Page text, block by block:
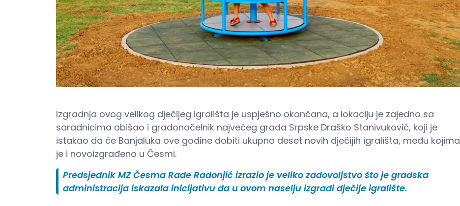
Izgradnja ovog velikog dječijeg igrališta je uspješno okončana, a lokaciju je zajedno sa
saradnicima obišao i gradonačelnik najvećeg grada Srpske Draško Stanivuković, koji je
istakao da će Banjaluka ove godine dobiti ukupno deset novih dječijih igrališta, među kojima
je i novoizgrađeno u Česmi.
Predsjednik MZ Česma Rade Radonjić izrazio je veliko zadovoljstvo što je gradska
administracija iskazala inicijativu da u ovom naselju izgradi dječije igralište.